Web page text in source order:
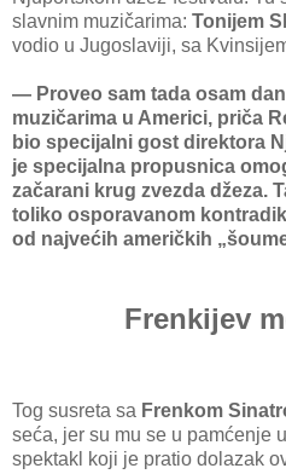
slavnim muzičarima: Tonijem
vodio u Jugoslaviji, sa
— Proveo sam tada osam
muzičarima u Americi, priča
bio specijalni gost direktora
je specijalna propusnica
začarani krug zvezda džeza.
toliko osporavanom
od najvećih američkih
Frenkijev
Tog susreta sa Frenkom
seća, jer su mu se u pamćenje
spektakl koji je pratio dolazak